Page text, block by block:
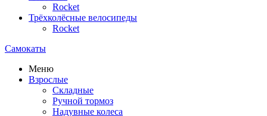
Rocket
Трёхколёсные велосипеды
Rocket
Самокаты
Меню
Взрослые
Складные
Ручной тормоз
Надувные колеса